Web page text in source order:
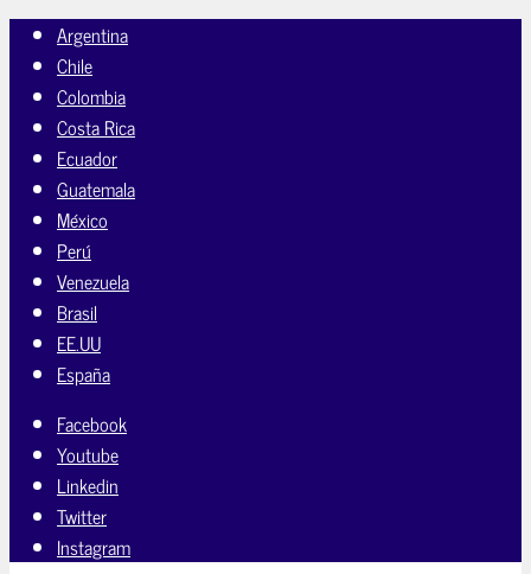
Argentina
Chile
Colombia
Costa Rica
Ecuador
Guatemala
México
Perú
Venezuela
Brasil
EE.UU
España
Facebook
Youtube
Linkedin
Twitter
Instagram